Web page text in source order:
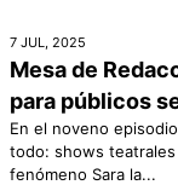
7 JUL, 2025
Mesa de
para públicos
En el noveno
todo: shows
fenómeno Sara la...